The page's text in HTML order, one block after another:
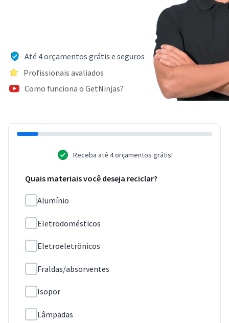
Até 4 orçamentos grátis e seguros
Profissionais avaliados
Como funciona o GetNinjas?
Receba até 4 orçamentos grátis!
Quais materiais você deseja reciclar?
Alumínio
Eletrodomésticos
Eletroeletrônicos
Fraldas/absorventes
Isopor
Lâmpadas